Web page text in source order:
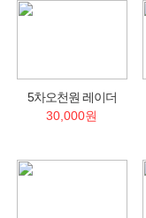
5차오천원 레이더
30,000원